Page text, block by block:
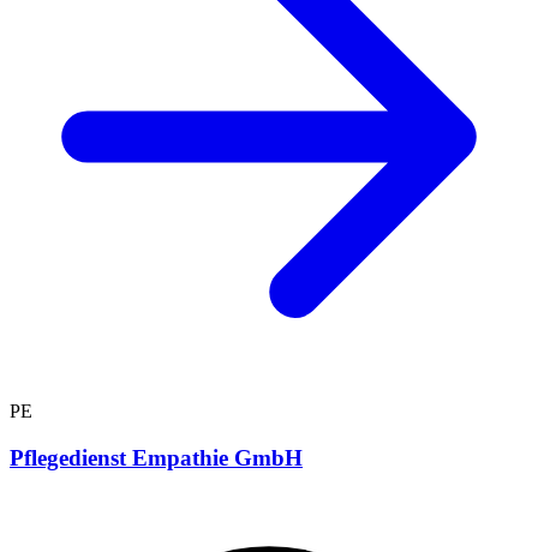
PE
Pflegedienst Empathie GmbH